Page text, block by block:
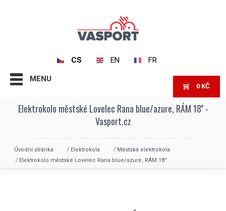
CS EN FR
MENU
0 KČ
Elektrokolo městské Lovelec Rana blue/azure, RÁM 18'' -
Vasport.cz
Úvodní stránka Elektrokola
Městská elektrokola
Elektrokolo městské Lovelec Rana blue/azure, RÁM 18”